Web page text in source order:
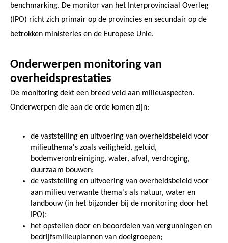
benchmarking. De monitor van het Interprovinciaal Overleg
(IPO) richt zich primair op de provincies en secundair op de
betrokken ministeries en de Europese Unie.
Onderwerpen monitoring van
overheidsprestaties
De monitoring dekt een breed veld aan milieuaspecten.
Onderwerpen die aan de orde komen zijn:
de vaststelling en uitvoering van overheidsbeleid voor
milieuthema's zoals veiligheid, geluid,
bodemverontreiniging, water, afval, verdroging,
duurzaam bouwen;
de vaststelling en uitvoering van overheidsbeleid voor
aan milieu verwante thema's als natuur, water en
landbouw (in het bijzonder bij de monitoring door het
IPO);
het opstellen door en beoordelen van vergunningen en
bedrijfsmilieuplannen van doelgroepen;